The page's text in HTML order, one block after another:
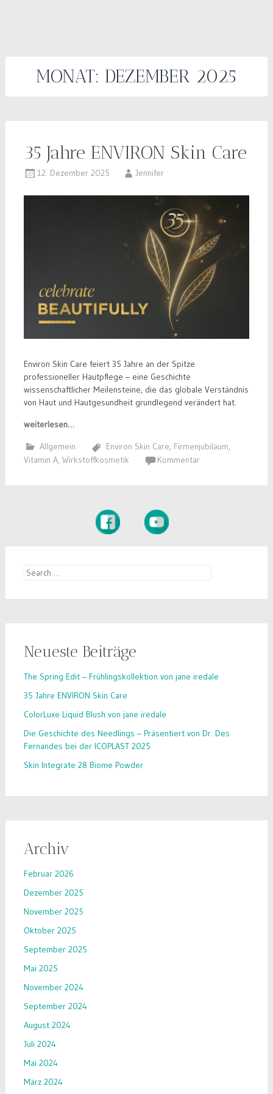
MONAT: DEZEMBER 2025
35 Jahre ENVIRON Skin Care
12. Dezember 2025 Jennifer
Environ Skin Care feiert 35 Jahre an der Spitze
professioneller Hautpflege – eine Geschichte
wissenschaftlicher Meilensteine, die das globale Verständnis
von Haut und Hautgesundheit grundlegend verändert hat.
weiterlesen…
Allgemein
Environ Skin Care, Firmenjubiläum,
Vitamin A, Wirkstoffkosmetik Kommentar
Search
Neueste Beiträge
The Spring Edit – Frühlingskollektion von jane iredale
35 Jahre ENVIRON Skin Care
ColorLuxe Liquid Blush von jane iredale
Die Geschichte des Needlings – Präsentiert von Dr. Des
Fernandes bei der ICOPLAST 2025
Skin Integrate 28 Biome Powder
Archiv
Februar 2026
Dezember 2025
November 2025
Oktober 2025
September 2025
Mai 2025
November 2024
September 2024
August 2024
Juli 2024
Mai 2024
März 2024